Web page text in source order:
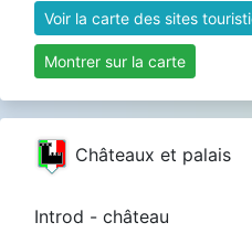
Voir la carte des sites
Montrer sur la carte
Châteaux et palais
Introd - château